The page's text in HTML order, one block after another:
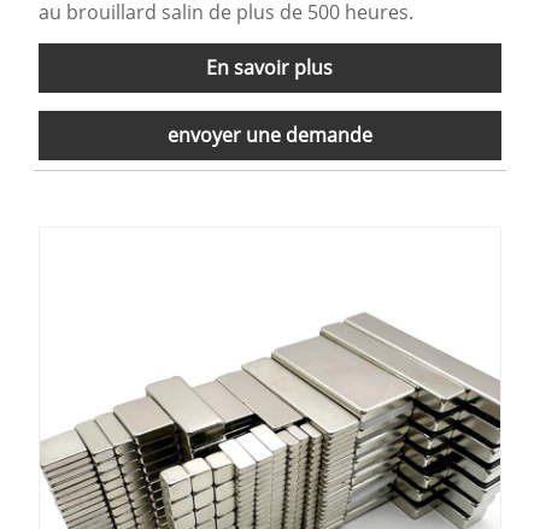
au brouillard salin de plus de 500 heures.
En savoir plus
envoyer une demande